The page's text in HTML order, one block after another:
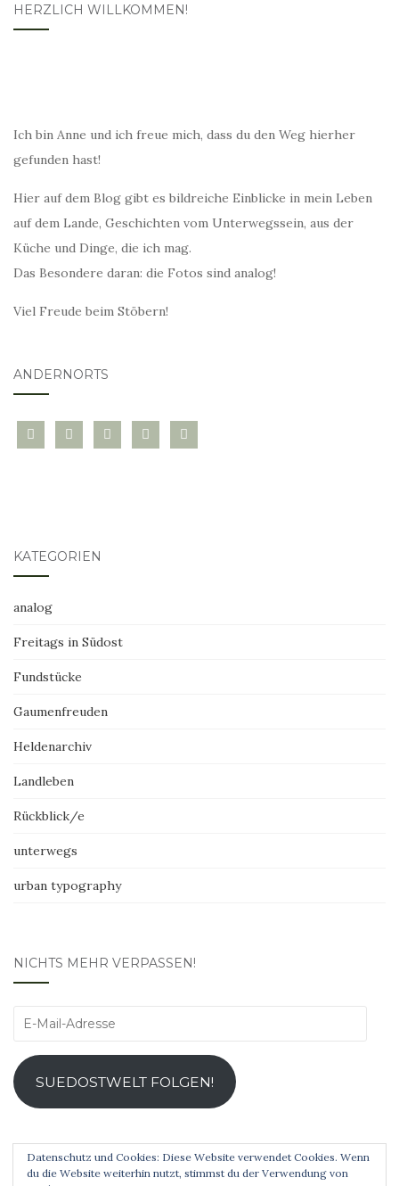
HERZLICH WILLKOMMEN!
Ich bin Anne und ich freue mich, dass du den Weg hierher
gefunden hast!
Hier auf dem Blog gibt es bildreiche Einblicke in mein Leben
auf dem Lande, Geschichten vom Unterwegssein, aus der
Küche und Dinge, die ich mag.
Das Besondere daran: die Fotos sind analog!
Viel Freude beim Stöbern!
ANDERNORTS
bloglovininstagramtwitter pinterest
mail
KATEGORIEN
analog
Freitags in Südost
Fundstücke
Gaumenfreuden
Heldenarchiv
Landleben
Rückblick/e
unterwegs
urban typography
NICHTS MEHR VERPASSEN!
E-
Adresse
SUEDOSTWELT FOLGEN!
Datenschutz und Cookies: Diese Website verwendet Cookies. Wenn
du die Website weiterhin nutzt, stimmst du der Verwendung von